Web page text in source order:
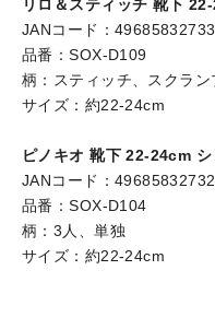
リロ＆スティッチ 靴下
JANコード：
品番：SOX-D109
柄：スティッチ、スクラン
サイズ：約22-24cm
ピノキオ 靴下 22-24cm シ
JANコード：
品番：SOX-D104
柄：3人、単独
サイズ：約22-24cm